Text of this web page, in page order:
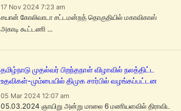
17 Nov 2024 7:23 am
சயான் கோலிவாடா சட்டமன்றத் தொகுதியில் மகாவிகாஸ்
அகாடி கூட்டணி ...
தமிழ்நாடு முதல்வர் பிறந்தநாள் விழாவில் நலத்திட்ட
உதவிகள்-மும்பையில் திமுக சார்பில் வழங்கப்பட்டன
05 Mar 2024 12:07 am
05.03.2024 ஞாயிறு அன்று மாலை 6 மணியளவில் திராவிட